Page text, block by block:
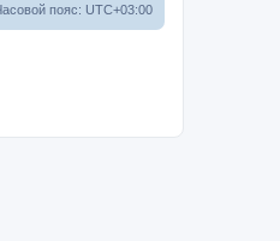
пояс: UTC+03:00